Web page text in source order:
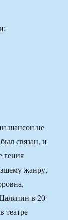
шансон не
связан, и
гения
жанру,
в 20-
театре